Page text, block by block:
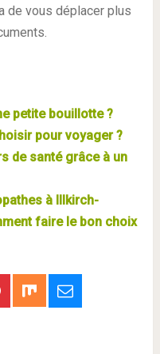
de vous déplacer plus
petite bouillotte ?
pour voyager ?
de santé grâce à un
à Illkirch-
faire le bon choix